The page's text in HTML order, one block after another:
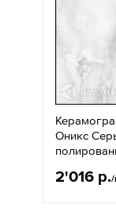
Оникс
2'016 р./